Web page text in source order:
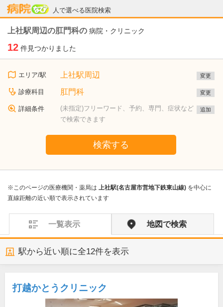
人で選べる医院検索
病院なび
上社駅周辺の肛門科の 病院・クリニック
12 件見つかりました
エリア/駅 上社駅周辺 変更
診療科目 肛門科 変更
詳細条件
(未指定)フリーワード、予約、専門、症状など
で検索できます
追加
検索する
※このページの医療機関・薬局は 上社駅(名古屋市営地下鉄東山線) を中心に
直線距離の近い順で表示されています
一覧表示 地図で検索
駅から近い順に全12件を表示
打越かとうクリニック